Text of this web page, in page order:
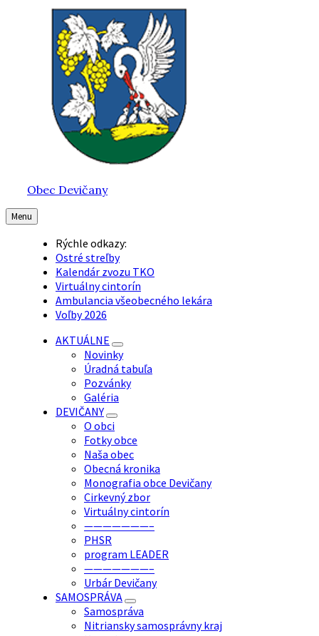
Obec Devičany
Menu
Rýchle odkazy:
Ostré streľby
Kalendár zvozu TKO
Virtuálny cintorín
Ambulancia všeobecného lekára
Voľby 2026
AKTUÁLNE
Novinky
Úradná tabuľa
Pozvánky
Galéria
DEVIČANY
O obci
Fotky obce
Naša obec
Obecná kronika
Monografia obce Devičany
Cirkevný zbor
Virtuálny cintorín
———————–
PHSR
program LEADER
———————–
Urbár Devičany
SAMOSPRÁVA
Samospráva
Nitriansky samosprávny kraj